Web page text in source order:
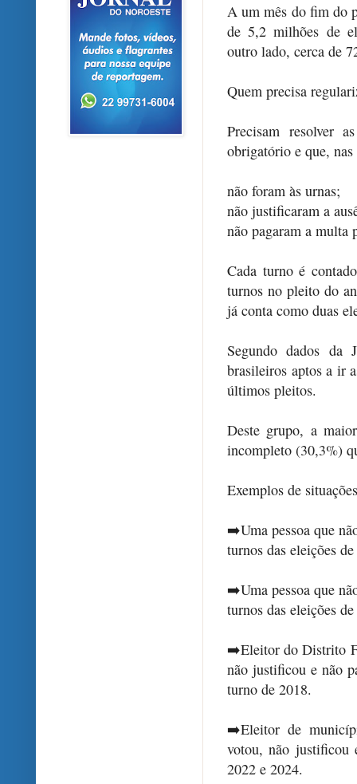
A um mês do fim do
de 5,2 milhões de
outro lado, cerca de
Quem precisa
Precisam resolver
obrigatório e que,
não foram às urnas;
não justificaram a
não pagaram a multa
Cada turno é
turnos no pleito do
já conta como duas
Segundo dados da
brasileiros aptos a ir
últimos pleitos.
Deste grupo, a
incompleto (30,3%)
Exemplos de
➡️Uma pessoa que
turnos das eleições
➡️Uma pessoa que
turnos das eleições
➡️Eleitor do Distrito
não justificou e não
turno de 2018.
➡️Eleitor de
votou, não justificou
2022 e 2024.